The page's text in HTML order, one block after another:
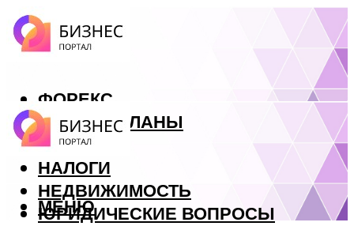
ФОРЕКС
БИЗНЕС ПЛАНЫ
КРЕДИТЫ
НАЛОГИ
НЕДВИЖИМОСТЬ
ЮРИДИЧЕСКИЕ ВОПРОСЫ
МЕНЮ